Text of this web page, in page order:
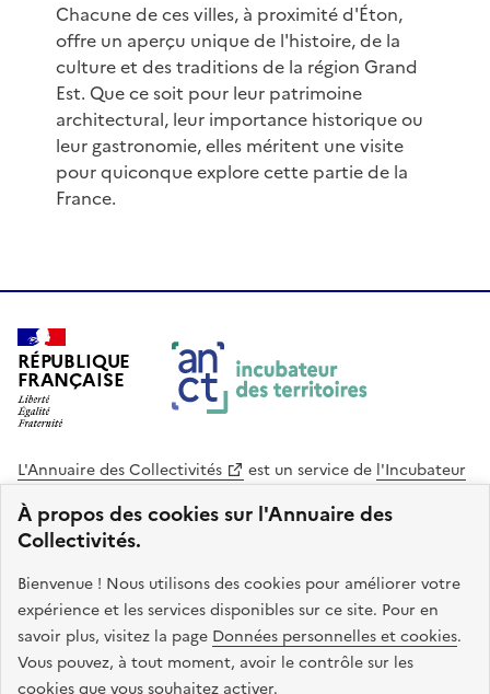
À propos des cookies sur l'Annuaire des
Collectivités.
Bienvenue ! Nous utilisons des cookies pour améliorer votre
expérience et les services disponibles sur ce site. Pour en
savoir plus, visitez la page Données personnelles et cookies.
Vous pouvez, à tout moment, avoir le contrôle sur les
cookies que vous souhaitez activer.
Chacune de ces villes, à proximité d'Éton,
offre un aperçu unique de l'histoire, de la
culture et des traditions de la région Grand
Est. Que ce soit pour leur patrimoine
architectural, leur importance historique ou
leur gastronomie, elles méritent une visite
pour quiconque explore cette partie de la
France.
RÉPUBLIQUE
FRANÇAISE
L'Annuaire des Collectivités est un service de l'Incubateur
des Territoires
Cohésion des Territoires
. Le code source de ce site web
est disponible en licence libre. Le design de ce site est conçu
avec le système de design de l’État.
legifrance.gouv.fr
info.gouv.fr
service-public.gouv.fr
data.gouv.fr